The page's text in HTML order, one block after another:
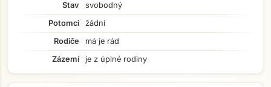
Stav
svobodný
Potomci
žádní
Rodiče
má je rád
Zázemí
je z úplné rodiny